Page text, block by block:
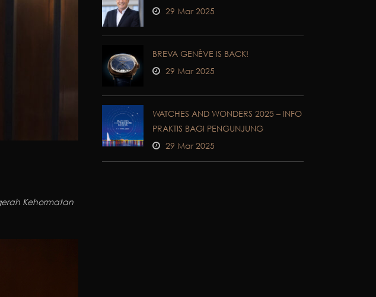
Kehormatan
29 Mar 2025
BREVA GENÈVE IS BACK!
29 Mar 2025
WATCHES AND WONDERS 2025 – INFO
PRAKTIS BAGI PENGUNJUNG
29 Mar 2025